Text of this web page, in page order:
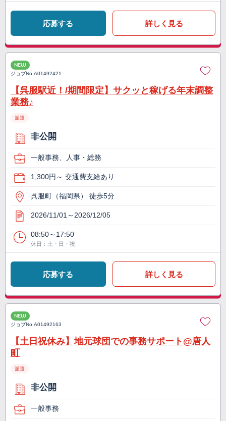
応募する 詳しく見る
NEW
ジョブNo.A01492421
【呉服駅近！/期間限定】サクッと稼げる年末調整
業務♪
派遣
非公開
一般事務、人事・総務
1,300円～ 交通費支給あり
呉服町（福岡県） 徒歩5分
2026/11/01～2026/12/05
08:50～17:50
休日：土・日・祝
応募する 詳しく見る
NEW
ジョブNo.A01492163
【土日祝休み】地元球団での事務サポート@唐人
町
派遣
非公開
一般事務